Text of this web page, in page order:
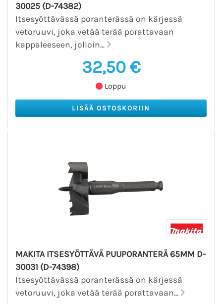
30025 (D-74382)
Itsesyöttävässä poranterässä on kärjessä
vetoruuvi, joka vetää terää porattavaan
kappaleeseen, jolloin...
32,50 €
Loppu
MAKITA ITSESYÖTTÄVÄ PUUPORANTERÄ 65MM D-
30031 (D-74398)
Itsesyöttävässä poranterässä on kärjessä
vetoruuvi, joka vetää terää porattavaan...